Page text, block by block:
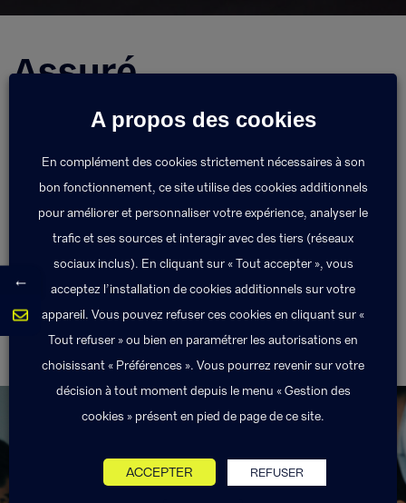
Assuré
Personne physique ou morale sur laquelle porte le
Retour au lexique
Assurances
dommages
Auxiliaires médicaux
Exponens Solutions fait partie
A propos des cookies
En complément des cookies strictement nécessaires à son
bon fonctionnement, ce site utilise des cookies additionnels
pour améliorer et personnaliser votre expérience, analyser le
trafic et ses sources et interagir avec des tiers (réseaux
sociaux inclus). En cliquant sur « Tout accepter », vous
acceptez l’installation de cookies additionnels sur votre
appareil. Vous pouvez refuser ces cookies en cliquant sur «
Tout refuser » ou bien en paramétrer les autorisations en
choisissant « Préférences ». Vous pourrez revenir sur votre
décision à tout moment depuis le menu « Gestion des
cookies » présent en pied de page de ce site.
ACCEPTER REFUSER
←